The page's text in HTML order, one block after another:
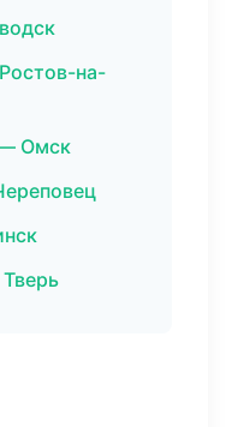
на-
— Омск